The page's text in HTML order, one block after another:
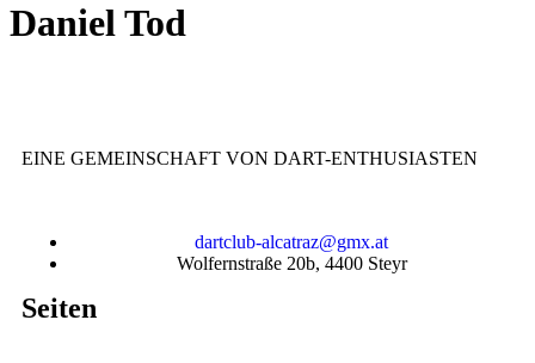
Daniel Tod
EINE GEMEINSCHAFT VON DART-ENTHUSIASTEN
dartclub-alcatraz@gmx.at
Wolfernstraße 20b, 4400 Steyr
Seiten